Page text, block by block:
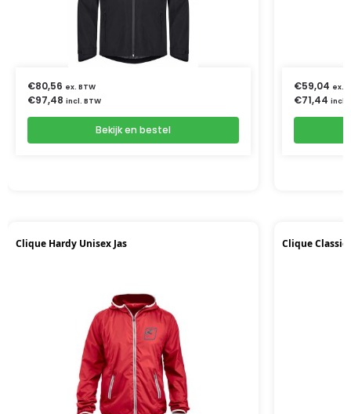
€80,56 ex. BTW
€97,48 incl. BTW
Bekijk en bestel
€59,04 ex.
€71,44 incl.
Clique Hardy Unisex Jas Clique Classic